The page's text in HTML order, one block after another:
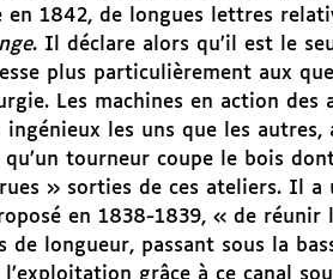
en 1842, de longues lettres
. Il déclare alors qu’il est le
plus particulièrement aux
Les machines en action
ingénieux les uns que les
tourneur coupe le bois
» sorties de ces ateliers. Il
en 1838-1839, « de
de longueur, passant sous la
l’exploitation grâce à ce canal